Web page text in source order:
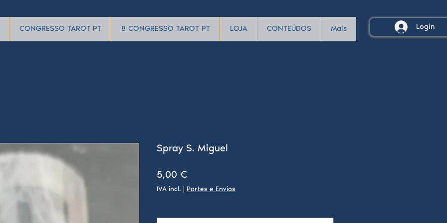
CONGRESSO TAROT PT 8 CONGRESSO TAROT PT LOJA CONTEÚDOS Mais Login
Spray S. Miguel
5,00 €Preço
IVA incl. Portes e Envios